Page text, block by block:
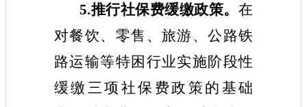
5.推行社保费缓缴政策。在
对餐饮、零售、旅游、公路铁
路运输等特困行业实施阶段性
缓缴三项社保费政策的基础